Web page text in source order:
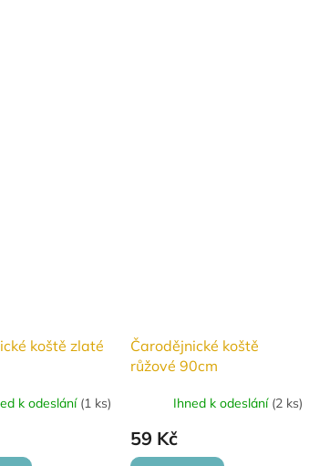
koště zlaté
k odeslání (1 ks)
Čarodějnické koště
růžové 90cm
Ihned k odeslání (2 ks)
59 Kč